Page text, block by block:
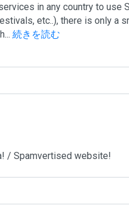
in any country to use
etc..), there is only a
... 続きを読む
/ Spamvertised website!